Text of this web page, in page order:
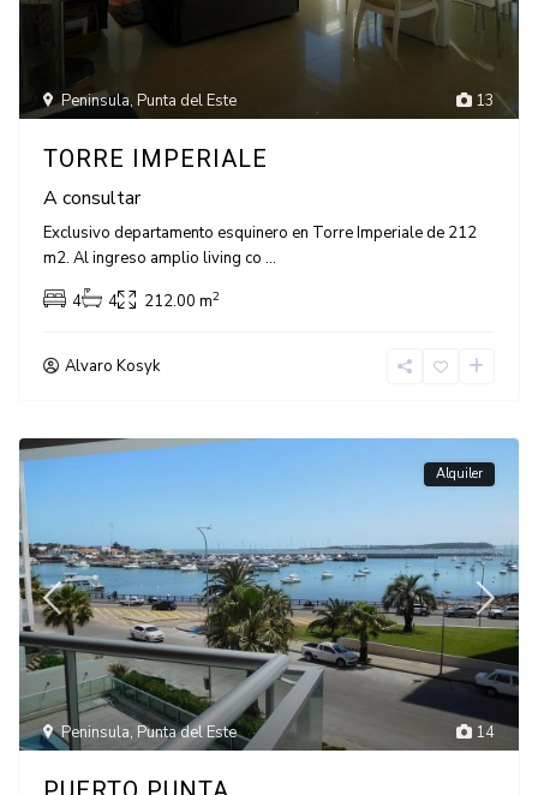
13
Peninsula,Punta del Este
TORRE IMPERIALE
A consultar
Exclusivo departamento esquinero en Torre Imperiale de 212
m2. Al ingreso amplio living co...
4
4 212.00 m2
Alvaro Kosyk
14
Peninsula,Punta del Este
Alquiler